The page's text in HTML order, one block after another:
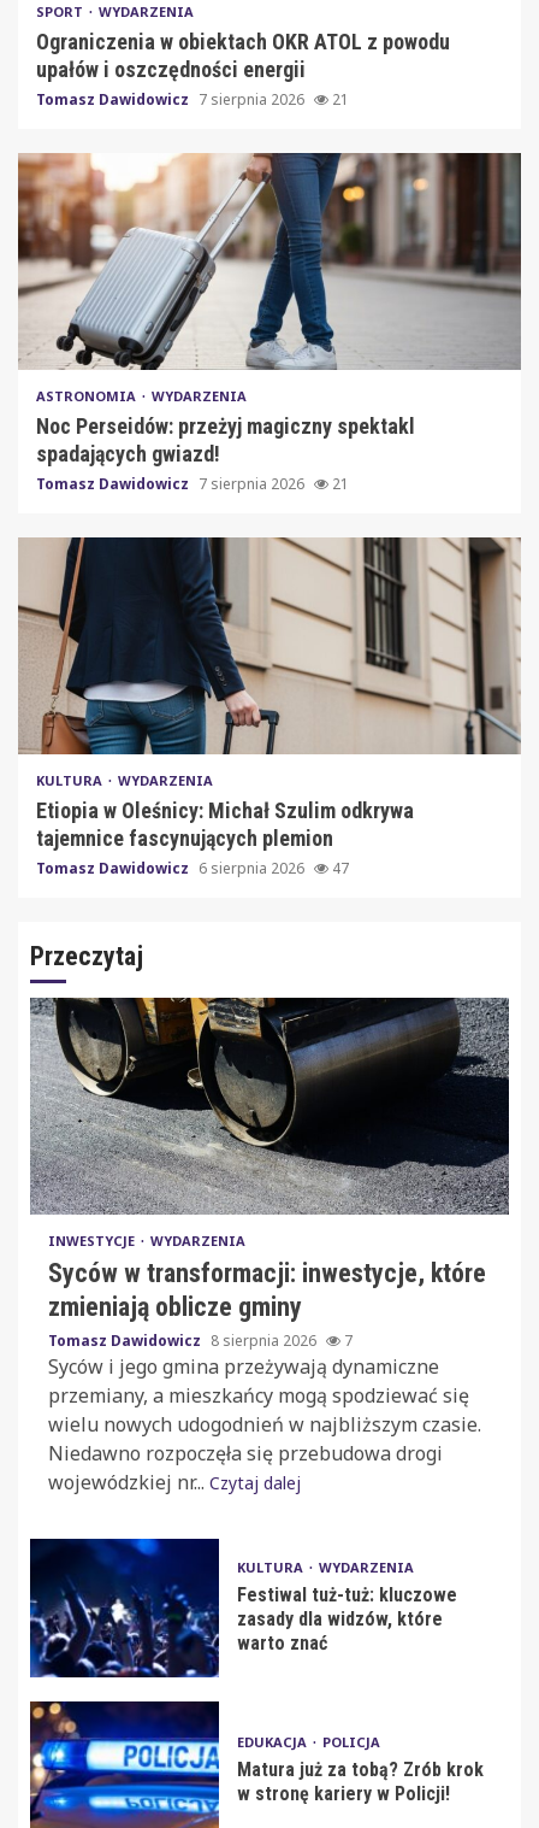
SPORT WYDARZENIA
Ograniczenia w obiektach OKR ATOL z powodu
upałów i oszczędności energii
Tomasz Dawidowicz 7 sierpnia 2026 21
ASTRONOMIA WYDARZENIA
Noc Perseidów: przeżyj magiczny spektakl
spadających gwiazd!
Tomasz Dawidowicz 7 sierpnia 2026 21
KULTURA WYDARZENIA
Etiopia w Oleśnicy: Michał Szulim odkrywa
tajemnice fascynujących plemion
Tomasz Dawidowicz 6 sierpnia 2026 47
Przeczytaj
INWESTYCJE WYDARZENIA
Syców w transformacji: inwestycje, które
zmieniają oblicze gminy
Tomasz Dawidowicz 8 sierpnia 2026 7
Syców i jego gmina przeżywają dynamiczne
przemiany, a mieszkańcy mogą spodziewać się
wielu nowych udogodnień w najbliższym czasie.
Niedawno rozpoczęła się przebudowa drogi
wojewódzkiej nr... Czytaj dalej
KULTURA WYDARZENIA
Festiwal tuż-tuż: kluczowe
zasady dla widzów, które
warto znać
EDUKACJA POLICJA
Matura już za tobą? Zrób krok
w stronę kariery w Policji!